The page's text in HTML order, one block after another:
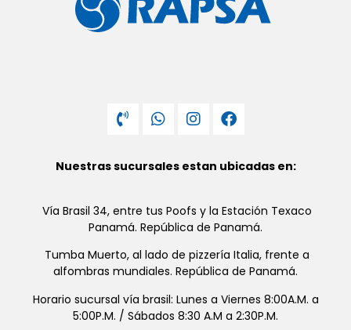
Nuestras sucursales estan ubicadas en:
Vía Brasil 34, entre tus Poofs y la Estación Texaco
Panamá. República de Panamá.
Tumba Muerto, al lado de pizzería Italia, frente a
alfombras mundiales. República de Panamá.
Horario sucursal vía brasil: Lunes a Viernes 8:00A.M. a
5:00P.M. / Sábados 8:30 A.M a 2:30P.M.